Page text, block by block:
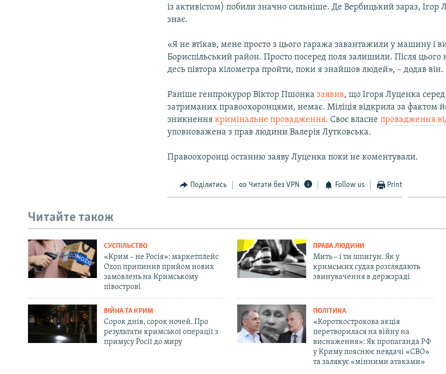
із активістом) побили значно сильніше. Де Вербицький зараз, Ігор
знає.
«Я не втікав, мене просто з цього гаража завантажили у машину і
Бориспільський район. Просто посеред поля залишили. Після цього
десь півтора кілометра пройти, поки я знайшов людей», – додав він.
Раніше генпрокурор Віктор Пшонказаявив, що Ігоря Луценка серед
затриманих правоохоронцями, немає. Міліція відкрила за фактом
зникненнякримінальне провадження. Своє власнепровадження
уповноважена з прав людини Валерія Лутковська.
Правоохоронці останню заяву Луценка поки не коментували.
Поділитись Читати без VPN Follow us Print
Читайте також
СУСПІЛЬСТВО
«Крим – не Росія»: маркетплейс
Ozon припинив прийом нових
замовлень на Кримському
півострові
ПРАВА ЛЮДИНИ
Мить – і ти шпигун. Як у
кримських судах розглядають
звинувачення в держзраді
ВІЙНА ТА КРИМ
Сорок днів, сорок ночей. Про
результати кримської операції з
примусу Росії до миру
ПОЛІТИКА
«Короткострокова акція
перетворилася на війну на
виснаження»: Як пропаганда РФ
у Криму пояснює невдачі «СВО»
та залякує «мінними атаками»